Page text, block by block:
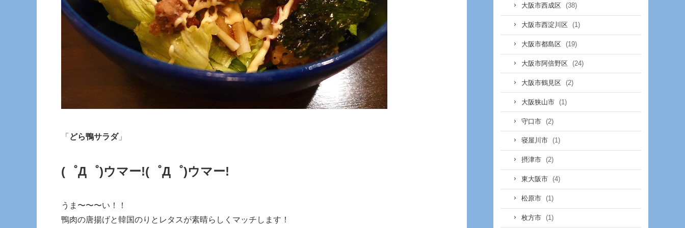
「 どら鴨サラダ」
(゜Д゜)ウマー!(゜Д゜)ウマー!
うま〜〜〜い！！
鴨肉の唐揚げと韓国のりとレタスが素晴らしくマッチします！
大阪市西成区 (38)
大阪市西淀川区 (1)
大阪市都島区 (19)
大阪市阿倍野区 (24)
大阪市鶴見区 (2)
大阪狭山市 (1)
守口市 (2)
寝屋川市 (1)
摂津市 (2)
東大阪市 (4)
松原市 (1)
枚方市 (1)